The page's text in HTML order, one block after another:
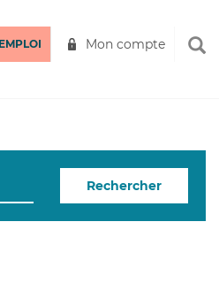
EMPLOI Mon compte
Rechercher